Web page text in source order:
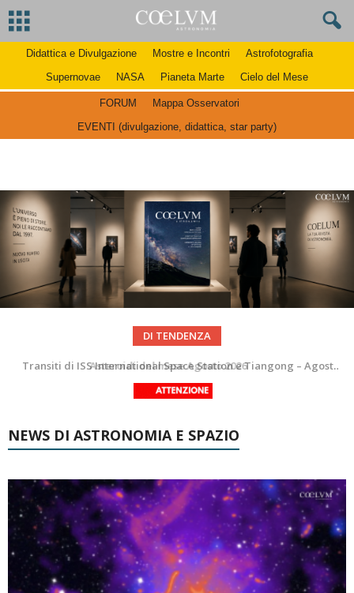
Didattica e Divulgazione Mostre e Incontri
Astrofotografia
Supernovae
NASA Pianeta Marte Cielo del Mese
FORUM
Mappa Osservatori
EVENTI (divulgazione, didattica, star party)
DI TENDENZA
Transiti di ISS International Space Station e Tiangong – Agosto 2026
La Luna del Mese – Agosto 2026
NEWS DI ASTRONOMIA E SPAZIO